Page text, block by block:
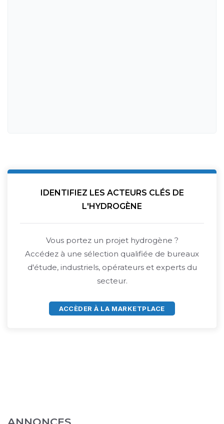
IDENTIFIEZ LES ACTEURS CLÉS DE
L'HYDROGÈNE
Vous portez un projet hydrogène ?
Accédez à une sélection qualifiée de bureaux
d'étude, industriels, opérateurs et experts du
secteur.
ACCÈDER À LA MARKETPLACE